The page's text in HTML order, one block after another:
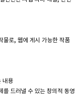
물로, 웹에 게시 가능한 작품
내용
를 드러낼 수 있는 창의적 동영